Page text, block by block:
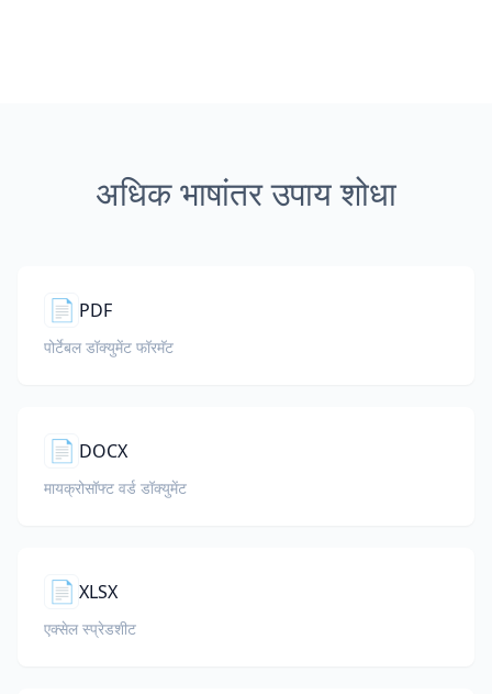
अधिक भाषांतर उपाय शोधा
📄 PDF
पोर्टेबल डॉक्युमेंट फॉरमॅट
📄 DOCX
मायक्रोसॉफ्ट वर्ड डॉक्युमेंट
📄 XLSX
एक्सेल स्प्रेडशीट